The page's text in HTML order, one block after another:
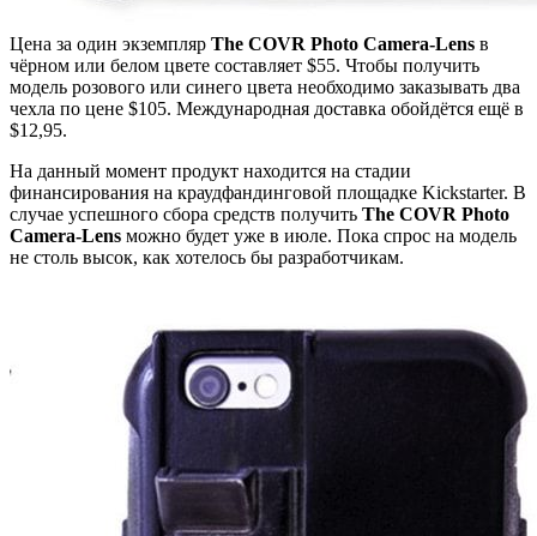
Цена за один экземпляр The COVR Photo Camera-Lens в
чёрном или белом цвете составляет $55. Чтобы получить
модель розового или синего цвета необходимо заказывать два
чехла по цене $105. Международная доставка обойдётся ещё в
$12,95.
На данный момент продукт находится на стадии
финансирования на краудфандинговой площадке Kickstarter. В
случае успешного сбора средств получить The COVR Photo
Camera-Lens можно будет уже в июле. Пока спрос на модель
не столь высок, как хотелось бы разработчикам.